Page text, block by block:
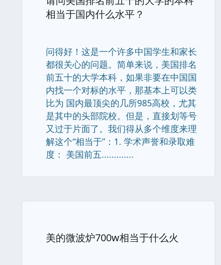
相当于国内什么水平？
问得好！这是一个许多中国学生和家长
都很关心的问题。简单来说，美国排名
前五十的大学本科，如果非要在中国国
内找一个对标的水平，那基本上可以类
比为 国内最顶尖的几所985高校，尤其
是其中的头部院校。但是，直接划等号
又过于片面了。我们得从多个维度来理
解这个“相当于”：1. 学术声誉和录取难
度： 美国前五.............
美的微波炉700w相当于什么火